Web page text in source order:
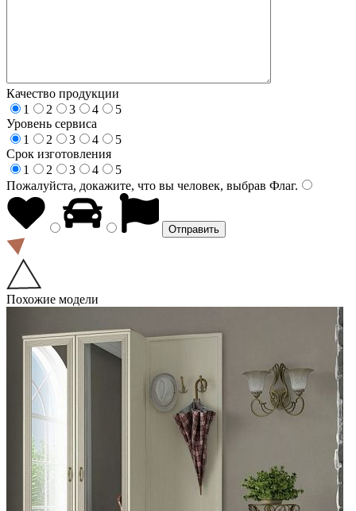
Качество продукции
1
2 3 4
5
Уровень сервиса
1
2 3 4
5
Срок изготовления
1
2 3 4
5
Пожалуйста, докажите, что вы человек, выбрав Флаг.
Похожие модели